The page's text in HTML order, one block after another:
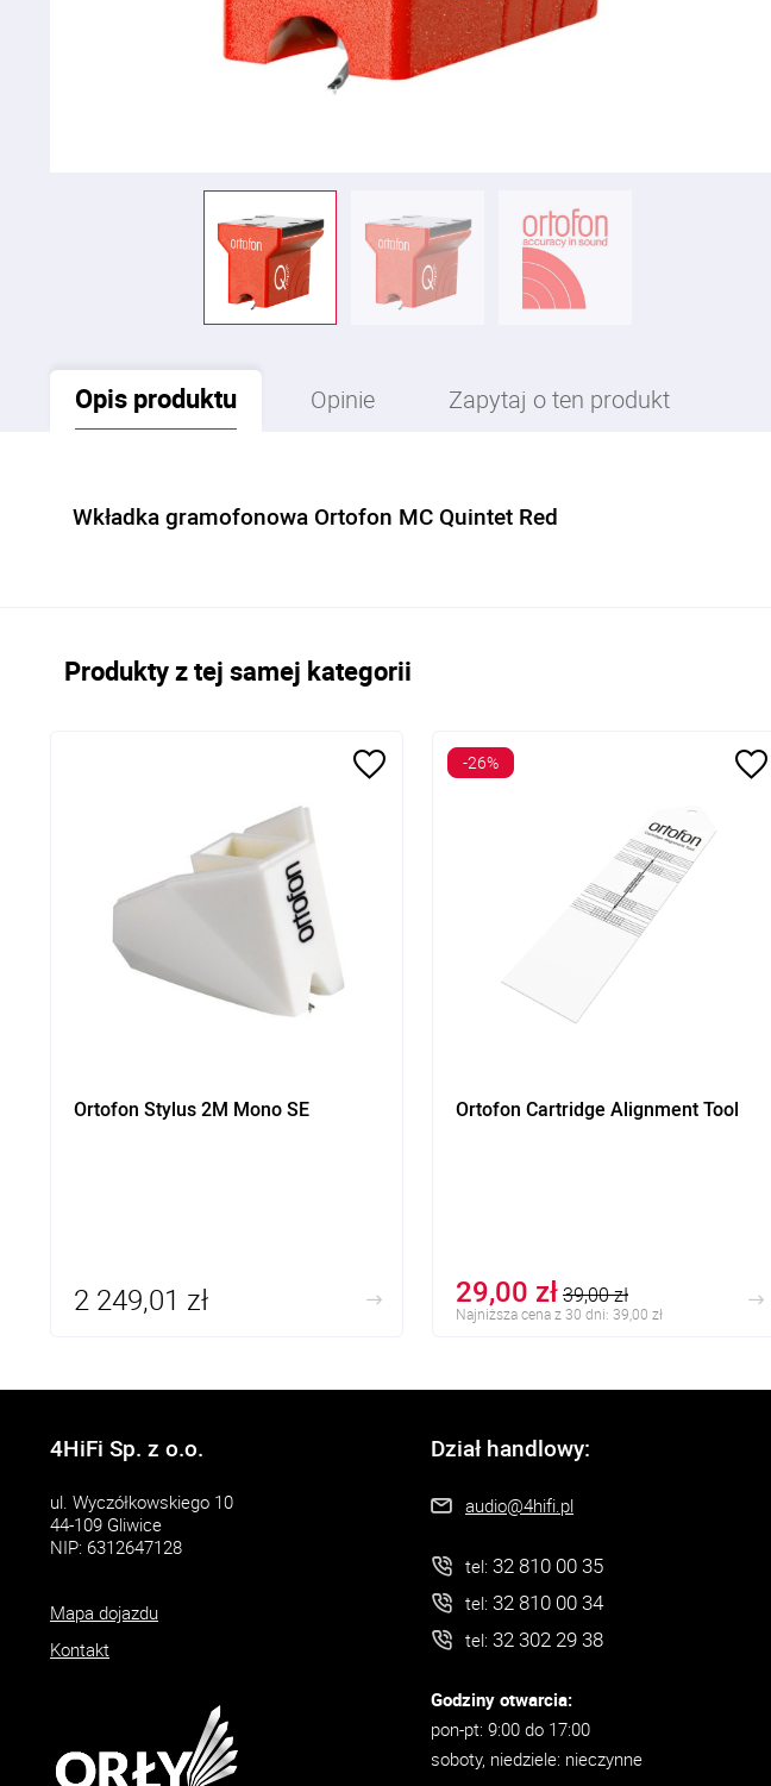
Opis produktu Opinie Zapytaj o ten produkt
Wkładka gramofonowa Ortofon MC Quintet Red
Produkty z tej samej kategorii
Ortofon Stylus 2M Mono SE
2 249,01 zł
Ortofon Cartridge Alignment Tool
29,00 zł39,00 zł
Najniższa cena z 30 dni: 39,00 zł
-26%
4HiFi Sp. z o.o.
ul. Wyczółkowskiego 10
44-109 Gliwice
NIP: 6312647128
Mapa dojazdu
Kontakt
Dział handlowy:
audio@4hifi.pl
tel: 32 810 00 35
tel: 32 810 00 34
tel: 32 302 29 38
Godziny otwarcia:
pon-pt: 9:00 do 17:00
soboty, niedziele: nieczynne